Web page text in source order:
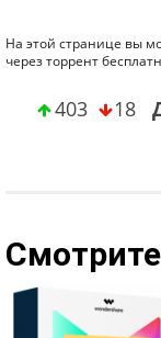
На этой странице вы
через торрент
403 18